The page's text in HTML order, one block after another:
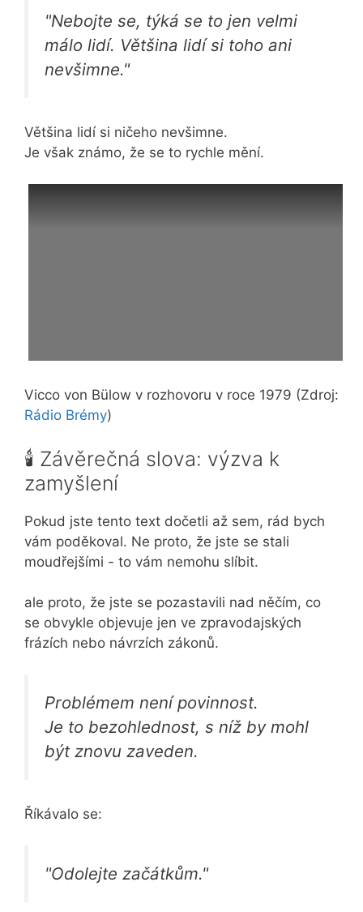
"Nebojte se, týká se to jen velmi
málo lidí. Většina lidí si toho ani
nevšimne."
Většina lidí si ničeho nevšimne.
Je však známo, že se to rychle mění.
Vicco von Bülow v rozhovoru v roce 1979 (Zdroj:
Rádio Brémy)
🕯️ Závěrečná slova: výzva k
zamyšlení
Pokud jste tento text dočetli až sem, rád bych
vám poděkoval. Ne proto, že jste se stali
moudřejšími - to vám nemohu slíbit.
ale proto, že jste se pozastavili nad něčím, co
se obvykle objevuje jen ve zpravodajských
frázích nebo návrzích zákonů.
Problémem není povinnost.
Je to bezohlednost, s níž by mohl
být znovu zaveden.
Říkávalo se:
"Odolejte začátkům."